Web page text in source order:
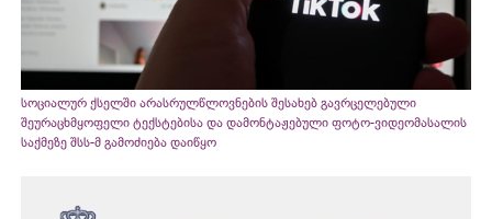
სოციალურ ქსელში არასრულწლოვნების შესახებ გავრცელებული
შეურაცხმყოფელი ტექსტებისა და დამონტაჟებული ფოტო-ვიდეომასალის
საქმეზე შსს-მ გამოძიება დაიწყო